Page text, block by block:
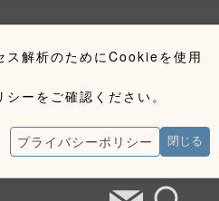
ス解析のためにCookieを使用
ーをご確認ください。
プライバシーポリシー 閉じる